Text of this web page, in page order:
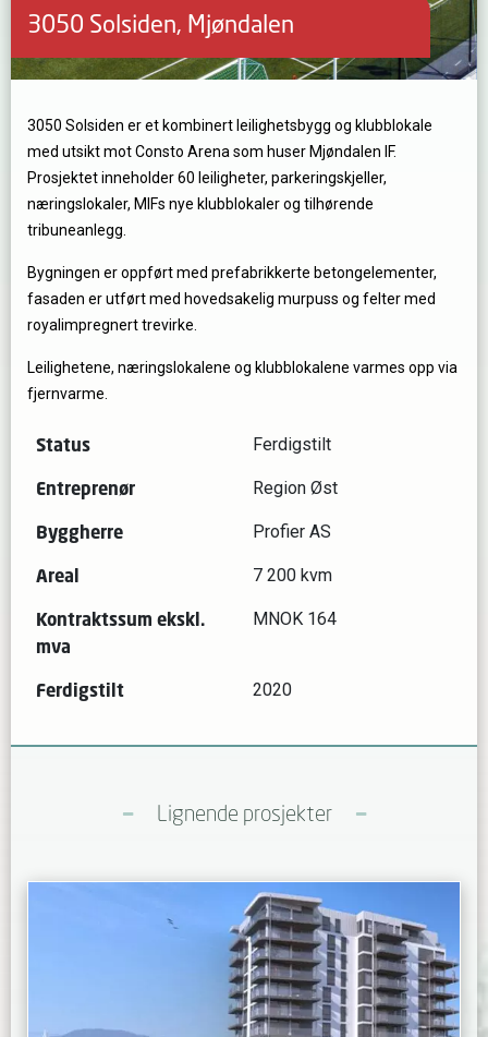
3050 Solsiden, Mjøndalen
3050 Solsiden er et kombinert leilighetsbygg og klubblokale
med utsikt mot Consto Arena som huser Mjøndalen IF.
Prosjektet inneholder 60 leiligheter, parkeringskjeller,
næringslokaler, MIFs nye klubblokaler og tilhørende
tribuneanlegg.
Bygningen er oppført med prefabrikkerte betongelementer,
fasaden er utført med hovedsakelig murpuss og felter med
royalimpregnert trevirke.
Leilighetene, næringslokalene og klubblokalene varmes opp via
fjernvarme.
Status Ferdigstilt
Entreprenør Region Øst
Byggherre Profier AS
Areal 7 200 kvm
Kontraktssum ekskl.
mva
MNOK 164
Ferdigstilt 2020
Lignende prosjekter